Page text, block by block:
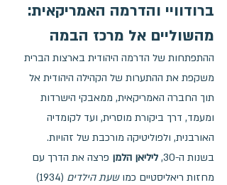
ברודוויי והדרמה האמריקאית:
מהשוליים אל מרכז הבמה
ההתפתחות של הדרמה היהודית בארצות הברית
משקפת את ההתערות של הקהילה היהודית אל
תוך החברה האמריקאית, ממאבקי הישרדות
ומעמד, דרך ביקורת מוסרית, ועד לקומדיה
האורבנית, ולפוליטיקה מורכבת של זהויות.
בשנות ה-30,
ליליאן הלמן פרצה את הדרך עם
מחזות ריאליסטיים כמו שעת הילדים
(1934)